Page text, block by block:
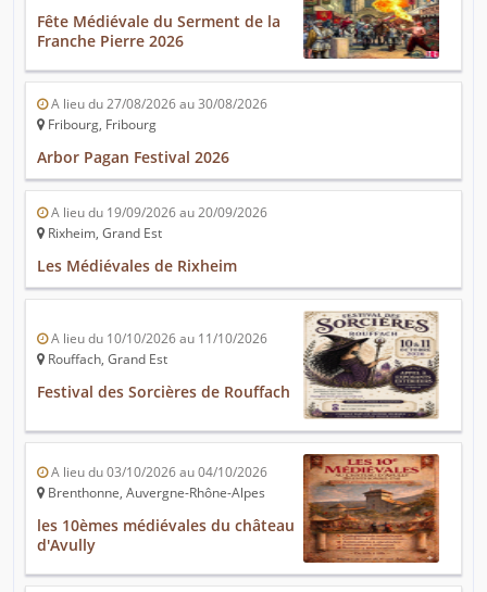
Fête Médiévale du Serment de la
Franche Pierre 2026
A lieu du 27/08/2026 au 30/08/2026
Fribourg, Fribourg
Arbor Pagan Festival 2026
A lieu du 19/09/2026 au 20/09/2026
Rixheim, Grand Est
Les Médiévales de Rixheim
A lieu du 10/10/2026 au 11/10/2026
Rouffach, Grand Est
Festival des Sorcières de Rouffach
A lieu du 03/10/2026 au 04/10/2026
Brenthonne, Auvergne-Rhône-Alpes
les 10èmes médiévales du château
d'Avully